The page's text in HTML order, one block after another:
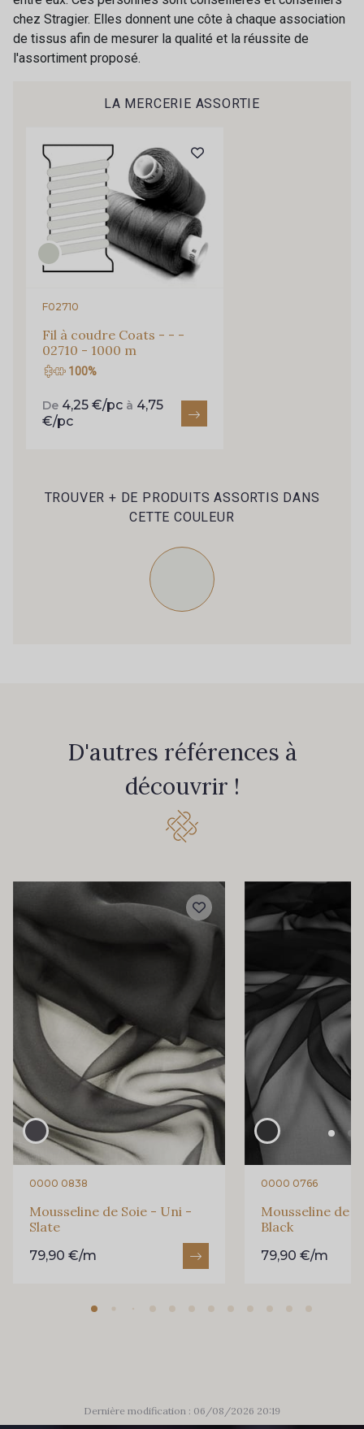
chez Stragier. Elles donnent une côte à chaque association
de tissus afin de mesurer la qualité et la réussite de
l'assortiment proposé.
LA MERCERIE ASSORTIE
F02710
Fil à coudre Coats - - -
02710 - 1000 m
100%
De 4,25 €/pc à 4,75
€/pc
TROUVER + DE PRODUITS ASSORTIS DANS
CETTE COULEUR
D'autres références à
découvrir !
0000 0838
Mousseline de Soie - Uni -
Slate
79,90 €/m
0000 0766
Mousseline de
Black
79,90 €/m
Dernière modification : 06/08/2026 20:19
Cadeau : 10% offerts sur votre
commande !
Pour vous, couture rime avec détente ?
Vous aimez les beaux tissus ?
Recevez chaque semaine un clin d’œil rempli de
nouveautés, d’inspirations et de promotions.
Je m'abonne à la newsletter